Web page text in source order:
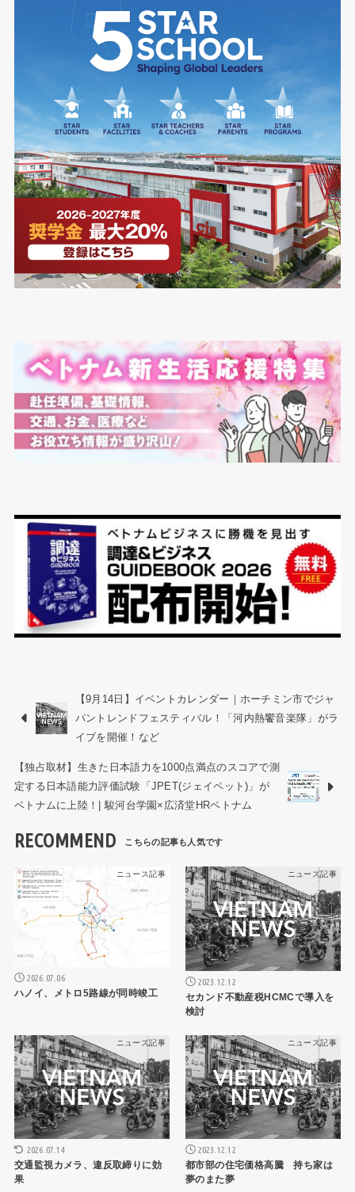
【9月14日】イベントカレンダー｜ホーチミン市でジャ
パントレンドフェスティバル！「河内熱饗音楽隊」がラ
イブを開催！など
【独占取材】生きた日本語力を1000点満点のスコアで測
定する日本語能力評価試験「JPET(ジェイペット)」が
ベトナムに上陸！| 駿河台学園×広済堂HRベトナム
RECOMMEND
ニュース記事
2026.07.06
ハノイ、メトロ5路線が同時竣工
ニュース記事
2023.12.12
セカンド不動産税HCMCで導入を
検討
ニュース記事
2026.07.14
交通監視カメラ、違反取締りに効
果
ニュース記事
2023.12.12
都市部の住宅価格高騰 持ち家は
夢のまた夢